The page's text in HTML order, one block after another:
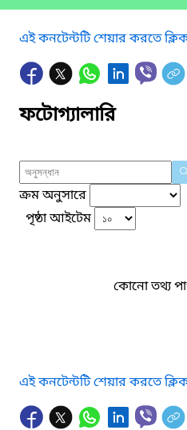
এই কনটেন্টটি শেয়ার করতে
ফটোগ্যালারি
ক্রম অনুসারে
পৃষ্ঠা আইটেম
কোনো তথ্য
এই কনটেন্টটি শেয়ার করতে